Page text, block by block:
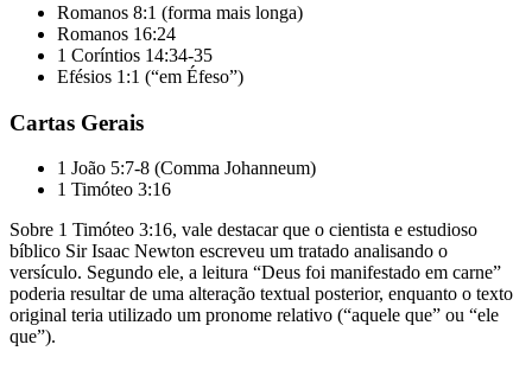
Romanos 8:1 (forma mais longa)
Romanos 16:24
1 Coríntios 14:34-35
Efésios 1:1 (“em Éfeso”)
Cartas Gerais
1 João 5:7-8 (Comma Johanneum)
1 Timóteo 3:16
Sobre 1 Timóteo 3:16, vale destacar que o cientista e estudioso
bíblico Sir Isaac Newton escreveu um tratado analisando o
versículo. Segundo ele, a leitura “Deus foi manifestado em carne”
poderia resultar de uma alteração textual posterior, enquanto o texto
original teria utilizado um pronome relativo (“aquele que” ou “ele
que”).